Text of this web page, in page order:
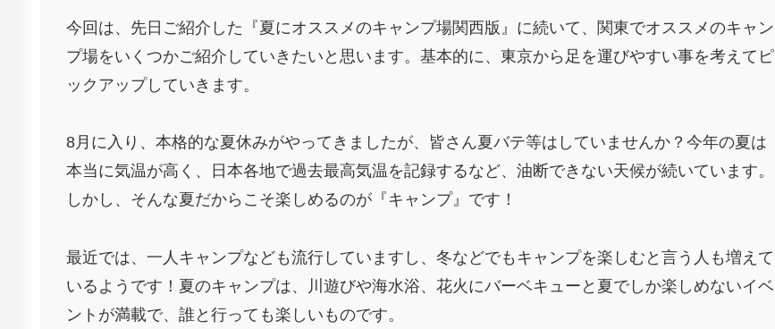
今回は、先日ご紹介した『夏にオススメのキャンプ場関西版』に続いて、関東でオススメのキャン
プ場をいくつかご紹介していきたいと思います。基本的に、東京から足を運びやすい事を考えてピ
ックアップしていきます。
8月に入り、本格的な夏休みがやってきましたが、皆さん夏バテ等はしていませんか？今年の夏は
本当に気温が高く、日本各地で過去最高気温を記録するなど、油断できない天候が続いています。
しかし、そんな夏だからこそ楽しめるのが『キャンプ』です！
最近では、一人キャンプなども流行していますし、冬などでもキャンプを楽しむと言う人も増えて
いるようです！夏のキャンプは、川遊びや海水浴、花火にバーベキューと夏でしか楽しめないイベ
ントが満載で、誰と行っても楽しいものです。